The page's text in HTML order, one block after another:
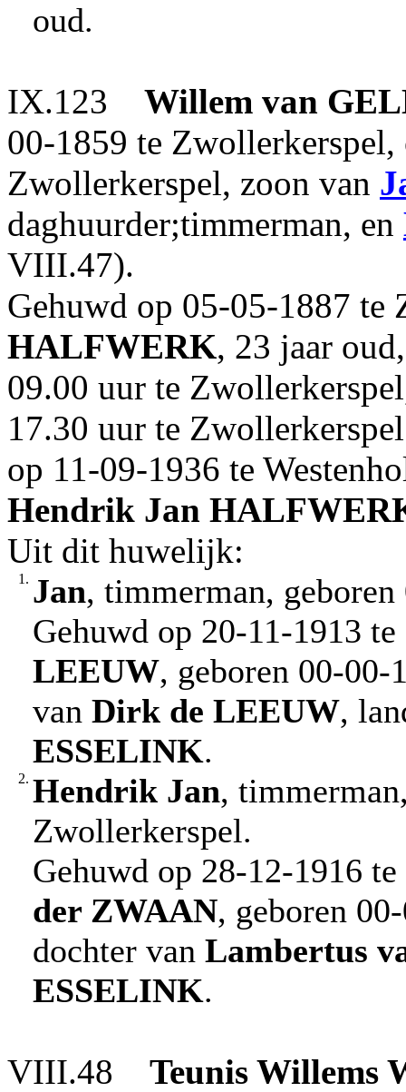
oud.
IX.123 Willem van
00-1859 te
Zwollerkerspel, zoon van
daghuurder;timmerman, en
VIII.47).
Gehuwd op 05-05-1887
HALFWERK, 23 jaar
09.00 uur te
17.30 uur te
op 11-09-1936 te
Hendrik Jan
Uit dit huwelijk:
1. Jan, timmerman,
Gehuwd op 20-11-1913
LEEUW, geboren 00-
van Dirk de LEEUW,
ESSELINK.
2. Hendrik Jan,
Zwollerkerspel.
Gehuwd op 28-12-1916
der ZWAAN, geboren
dochter van Lambertus
ESSELINK.
VIII.48 Teunis Willems